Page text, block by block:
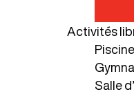
Activités
Piscine
Salle